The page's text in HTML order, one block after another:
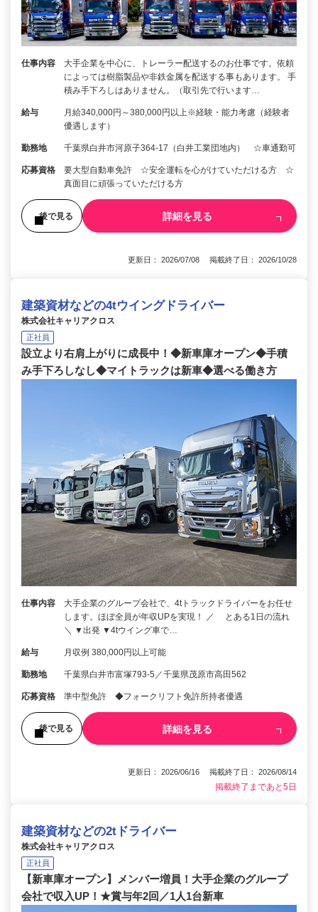
仕事内容
大手企業を中心に、トレーラー配送するのお仕事です。依頼
によっては樹脂製品や非鉄金属を配送する事もあります。 手
積み手下ろしはありません。（取引先で行います…
給与
月給340,000円～380,000円以上※経験・能力考慮（経験者
優遇します）
勤務地 千葉県白井市河原子364-17（白井工業団地内） ☆車通勤可
応募資格
要大型自動車免許 ☆安全運転を心がけていただける方 ☆
真面目に頑張っていただける方
後で見る 詳細を見る
更新日： 2026/07/08 掲載終了日： 2026/10/28
建築資材などの4tウイングドライバー
株式会社キャリアクロス
正社員
設立より右肩上がりに成長中！◆新車庫オープン◆手積
み手下ろしなし◆マイトラックは新車◆選べる働き方
仕事内容
大手企業のグループ会社で、4tトラックドライバーをお任せ
します。ほぼ全員が年収UPを実現！ ／ とある1日の流れ
＼ ▼出発 ▼4tウイング車で…
給与 月収例 380,000円以上可能
勤務地 千葉県白井市富塚793-5／千葉県茂原市高田562
応募資格 準中型免許 ◆フォークリフト免許所持者優遇
後で見る 詳細を見る
更新日： 2026/06/16 掲載終了日： 2026/08/14
掲載終了まであと5日
建築資材などの2tドライバー
株式会社キャリアクロス
正社員
【新車庫オープン】メンバー増員！大手企業のグループ
会社で収入UP！★賞与年2回／1人1台新車